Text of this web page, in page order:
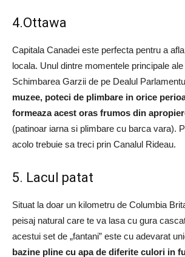
4.Ottawa
Capitala Canadei este perfecta pentru a
locala. Unul dintre momentele principale
Schimbarea Garzii de pe Dealul
muzee, poteci de plimbare in orice
formeaza acest oras frumos din
(patinoar iarna si plimbare cu barca vara).
acolo trebuie sa treci prin Canalul Rideau.
5. Lacul patat
Situat la doar un kilometru de Columbia
peisaj natural care te va lasa cu gura
acestui set de „fantani” este cu adevarat
bazine pline cu apa de diferite culori in